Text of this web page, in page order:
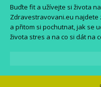
Buďte fit a užívejte si života
Zdravestravovani.eu najdete
a přitom si pochutnat, jak se
života stres a na co si dát na